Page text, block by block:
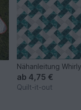
Nähanleitung
ab 4,75 €
Quilt-it-out